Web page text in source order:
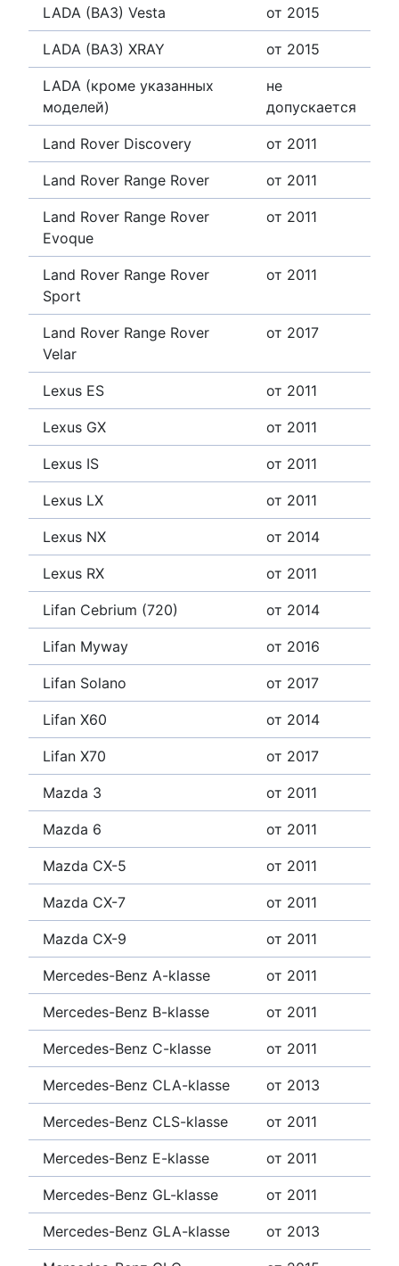
LADA (ВАЗ) Vesta от 2015
LADA (ВАЗ) XRAY от 2015
LADA (кроме указанных
моделей)
не
допускается
Land Rover Discovery от 2011
Land Rover Range Rover от 2011
Land Rover Range Rover
Evoque
от 2011
Land Rover Range Rover
Sport
от 2011
Land Rover Range Rover
Velar
от 2017
Lexus ES от 2011
Lexus GX от 2011
Lexus IS от 2011
Lexus LX от 2011
Lexus NX от 2014
Lexus RX от 2011
Lifan Cebrium (720) от 2014
Lifan Myway от 2016
Lifan Solano от 2017
Lifan X60 от 2014
Lifan X70 от 2017
Mazda 3 от 2011
Mazda 6 от 2011
Mazda CX-5 от 2011
Mazda CX-7 от 2011
Mazda CX-9 от 2011
Mercedes-Benz A-klasse от 2011
Mercedes-Benz B-klasse от 2011
Mercedes-Benz C-klasse от 2011
Mercedes-Benz CLA-klasse от 2013
Mercedes-Benz CLS-klasse от 2011
Mercedes-Benz E-klasse от 2011
Mercedes-Benz GL-klasse от 2011
Mercedes-Benz GLA-klasse от 2013